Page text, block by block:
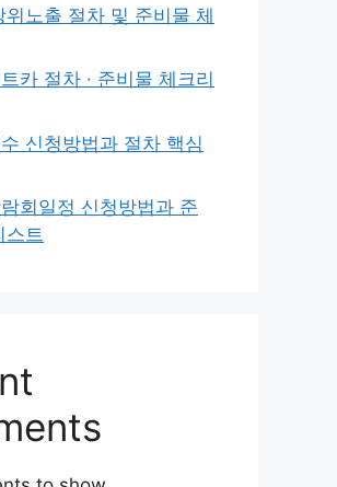
위노출 절차 및 준비물 체
카 절차 · 준비물 체크리
신청방법과 절차 핵심
회일정 신청방법과 준
스트